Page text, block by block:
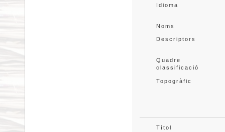
Idioma
Noms
Descriptors
Quadre
classificació
Topogràfic
Títol